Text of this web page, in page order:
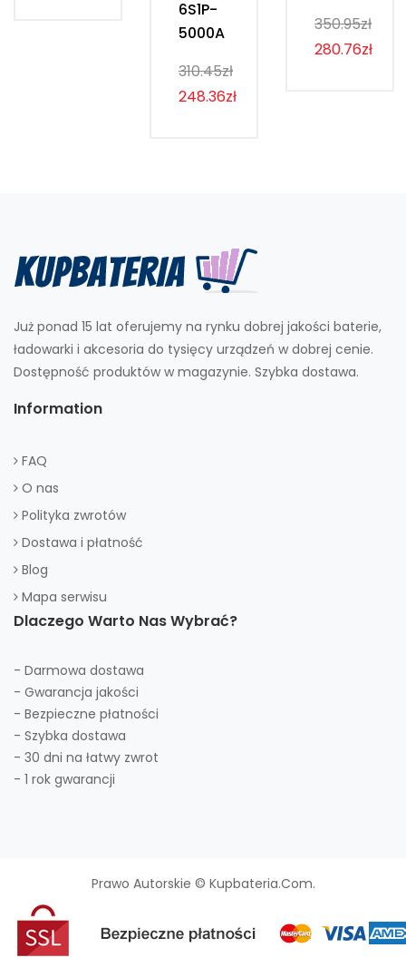
6S1P-
5000A
310.45zł
248.36zł
350.95zł
280.76zł
Już ponad 15 lat oferujemy na rynku dobrej jakości baterie,
ładowarki i akcesoria do tysięcy urządzeń w dobrej cenie.
Dostępność produktów w magazynie. Szybka dostawa.
Information
FAQ
O nas
Polityka zwrotów
Dostawa i płatność
Blog
Mapa serwisu
Dlaczego Warto Nas Wybrać?
- Darmowa dostawa
- Gwarancja jakości
- Bezpieczne płatności
- Szybka dostawa
- 30 dni na łatwy zwrot
- 1 rok gwarancji
Prawo Autorskie © Kupbateria.com.